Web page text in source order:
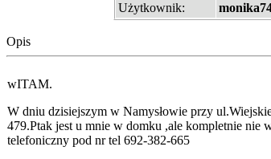
Użytkownik:
Opis
wITAM.
W dniu dzisiejszym w Namysłowie przy
479.Ptak jest u mnie w domku ,ale kompletnie nie
telefoniczny pod nr tel 692-382-665